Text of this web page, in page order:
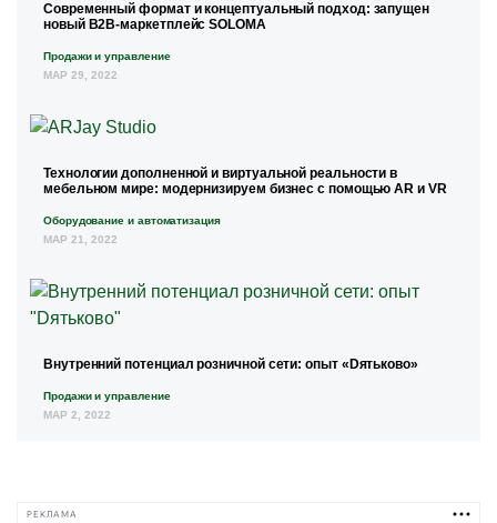
Современный формат и концептуальный подход: запущен
новый В2В-маркетплейс SOLOMA
Продажи и управление
МАР 29, 2022
Технологии дополненной и виртуальной реальности в
мебельном мире: модернизируем бизнес с помощью AR и VR
Оборудование и автоматизация
МАР 21, 2022
Внутренний потенциал розничной сети: опыт «Dятьково»
Продажи и управление
МАР 2, 2022
РЕКЛАМА